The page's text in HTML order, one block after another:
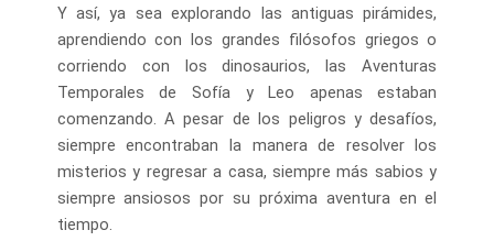
Y así, ya sea explorando las antiguas pirámides,
aprendiendo con los grandes filósofos griegos o
corriendo con los dinosaurios, las Aventuras
Temporales de Sofía y Leo apenas estaban
comenzando. A pesar de los peligros y desafíos,
siempre encontraban la manera de resolver los
misterios y regresar a casa, siempre más sabios y
siempre ansiosos por su próxima aventura en el
tiempo.